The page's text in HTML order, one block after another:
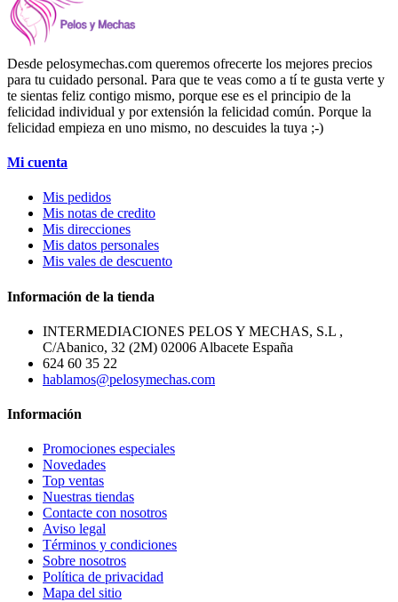
Desde pelosymechas.com queremos ofrecerte los mejores precios
para tu cuidado personal. Para que te veas como a tí te gusta verte y
te sientas feliz contigo mismo, porque ese es el principio de la
felicidad individual y por extensión la felicidad común. Porque la
felicidad empieza en uno mismo, no descuides la tuya ;-)
Mi cuenta
Mis pedidos
Mis notas de credito
Mis direcciones
Mis datos personales
Mis vales de descuento
Información de la tienda
INTERMEDIACIONES PELOS Y MECHAS, S.L ,
C/Abanico, 32 (2M) 02006 Albacete España
624 60 35 22
hablamos@pelosymechas.com
Información
Promociones especiales
Novedades
Top ventas
Nuestras tiendas
Contacte con nosotros
Aviso legal
Términos y condiciones
Sobre nosotros
Política de privacidad
Mapa del sitio